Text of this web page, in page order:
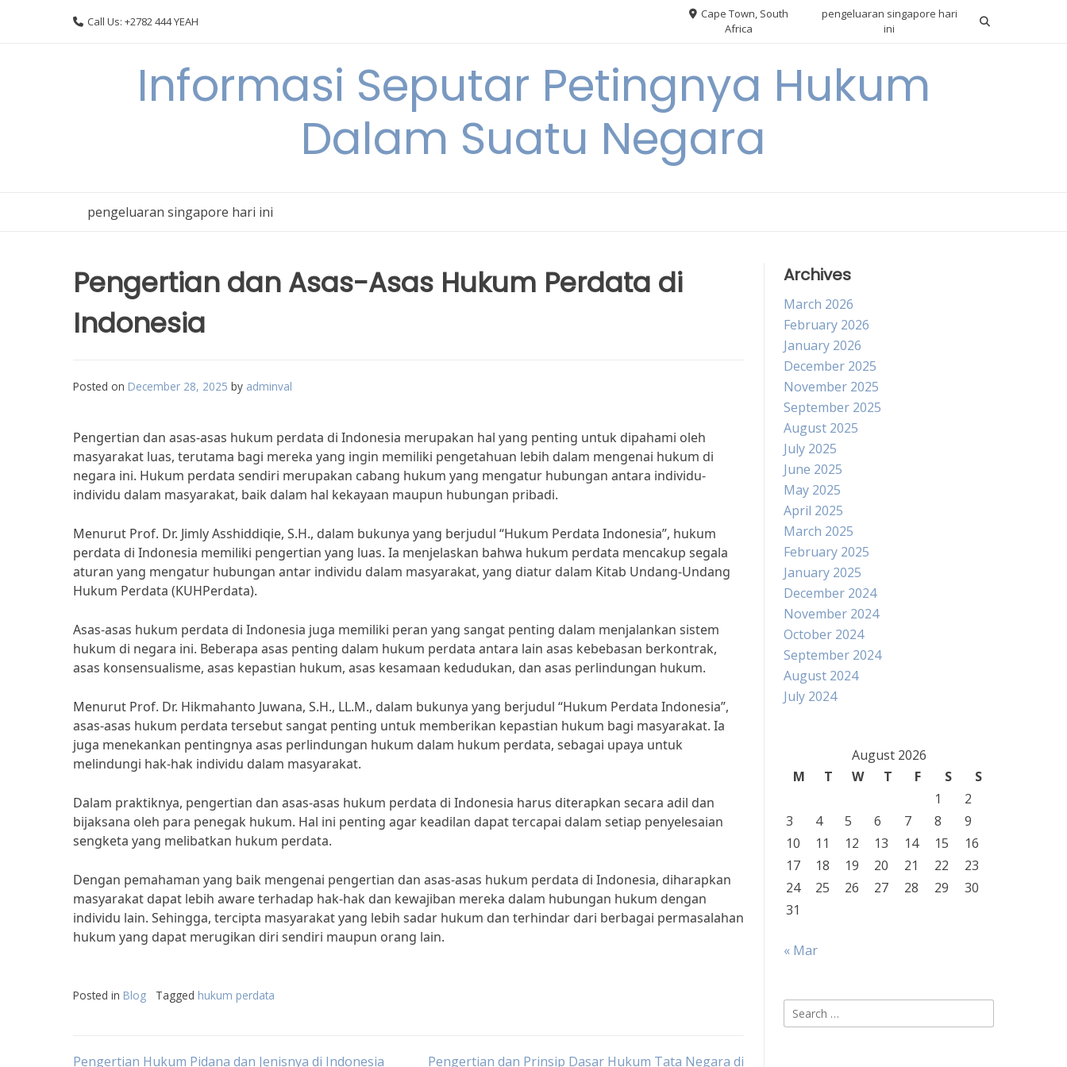
Call Us: +2782 444 YEAH
Cape Town, South
Africa
pengeluaran singapore hari
ini
Informasi Seputar Petingnya Hukum
Dalam Suatu Negara
pengeluaran singapore hari ini
Pengertian dan Asas-Asas Hukum Perdata di
Indonesia
Posted on December 28, 2025 by adminval
Pengertian dan asas-asas hukum perdata di Indonesia merupakan hal yang penting untuk dipahami oleh
masyarakat luas, terutama bagi mereka yang ingin memiliki pengetahuan lebih dalam mengenai hukum di
negara ini. Hukum perdata sendiri merupakan cabang hukum yang mengatur hubungan antara individu-
individu dalam masyarakat, baik dalam hal kekayaan maupun hubungan pribadi.
Menurut Prof. Dr. Jimly Asshiddiqie, S.H., dalam bukunya yang berjudul “Hukum Perdata Indonesia”, hukum
perdata di Indonesia memiliki pengertian yang luas. Ia menjelaskan bahwa hukum perdata mencakup segala
aturan yang mengatur hubungan antar individu dalam masyarakat, yang diatur dalam Kitab Undang-Undang
Hukum Perdata (KUHPerdata).
Asas-asas hukum perdata di Indonesia juga memiliki peran yang sangat penting dalam menjalankan sistem
hukum di negara ini. Beberapa asas penting dalam hukum perdata antara lain asas kebebasan berkontrak,
asas konsensualisme, asas kepastian hukum, asas kesamaan kedudukan, dan asas perlindungan hukum.
Menurut Prof. Dr. Hikmahanto Juwana, S.H., LL.M., dalam bukunya yang berjudul “Hukum Perdata Indonesia”,
asas-asas hukum perdata tersebut sangat penting untuk memberikan kepastian hukum bagi masyarakat. Ia
juga menekankan pentingnya asas perlindungan hukum dalam hukum perdata, sebagai upaya untuk
melindungi hak-hak individu dalam masyarakat.
Dalam praktiknya, pengertian dan asas-asas hukum perdata di Indonesia harus diterapkan secara adil dan
bijaksana oleh para penegak hukum. Hal ini penting agar keadilan dapat tercapai dalam setiap penyelesaian
sengketa yang melibatkan hukum perdata.
Dengan pemahaman yang baik mengenai pengertian dan asas-asas hukum perdata di Indonesia, diharapkan
masyarakat dapat lebih aware terhadap hak-hak dan kewajiban mereka dalam hubungan hukum dengan
individu lain. Sehingga, tercipta masyarakat yang lebih sadar hukum dan terhindar dari berbagai permasalahan
hukum yang dapat merugikan diri sendiri maupun orang lain.
Posted in Blog Tagged hukum perdata
Pengertian Hukum Pidana dan Jenisnya di Indonesia Pengertian dan Prinsip Dasar Hukum Tata Negara di
Archives
March 2026
February 2026
January 2026
December 2025
November 2025
September 2025
August 2025
July 2025
June 2025
May 2025
April 2025
March 2025
February 2025
January 2025
December 2024
November 2024
October 2024
September 2024
August 2024
July 2024
August 2026
M
T W T F S
S
1
2
3
4 5 6 7 8
9
10
11 12 13 14 15
16
17
18 19 20 21 22
23
24
25 26 27 28 29
30
31
« Mar
Search
for: